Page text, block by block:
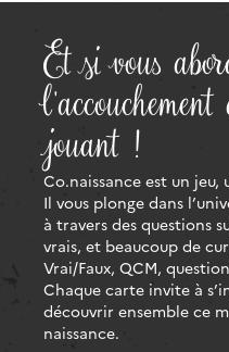
Et si vous
jouant !
Co.naissance est un
Il vous plonge dans
à travers des questions
vrais, et beaucoup de
Vrai/Faux, QCM,
Chaque carte invite à
découvrir ensemble ce
naissance.